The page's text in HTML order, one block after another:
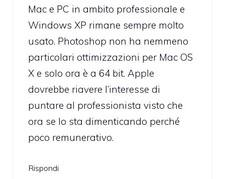
Mac e PC in ambito professionale e
Windows XP rimane sempre molto
usato. Photoshop non ha nemmeno
particolari ottimizzazioni per Mac OS
X e solo ora è a 64 bit. Apple
dovrebbe riavere l’interesse di
puntare al professionista visto che
ora se lo sta dimenticando perché
poco remunerativo.
Rispondi